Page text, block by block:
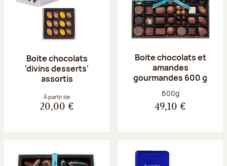
Boite chocolats
'divins desserts'
assortis
À partir de
20,00 €
Boite chocolats et
amandes
gourmandes 600 g
Poids net :
600g
49,10 €